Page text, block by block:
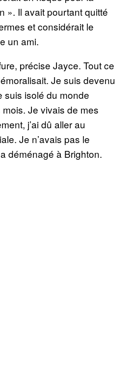
». Il avait pourtant quitté
et considérait le
un ami.
précise Jayce. Tout ce
Je suis devenu
suis isolé du monde
Je vivais de mes
j’ai dû aller au
Je n’avais pas le
déménagé à Brighton.